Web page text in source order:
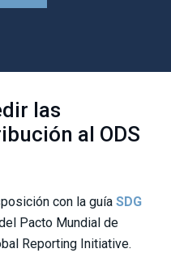
las
al ODS
con la guía SDG
Pacto Mundial de
Reporting Initiative.